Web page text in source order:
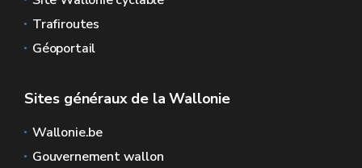
Trafiroutes
Géoportail
Sites généraux de la Wallonie
Wallonie.be
Gouvernement wallon